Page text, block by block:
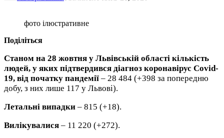
фото ілюстративне
Поділіться
Станом на 28 жовтня у Львівській області кількість
людей, у яких підтвердився діагноз коронавірус Covid-
19, від початку пандемії – 28 484 (+398 за попередню
добу, з них лише 117 у Львові).
Летальні випадки – 815 (+18).
Вилікувалися – 11 220 (+272).